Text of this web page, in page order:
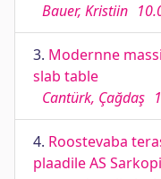
Bauer, Kristiin
3. Modernne
slab table
Cantürk, Çağdaş
4. Roostevaba
plaadile AS